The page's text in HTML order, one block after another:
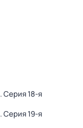
. Серия 18-я
. Серия 19-я